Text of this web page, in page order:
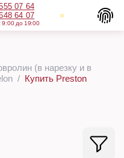
07 64
64 07
до 19:00
(в нарезку и в
Купить Preston